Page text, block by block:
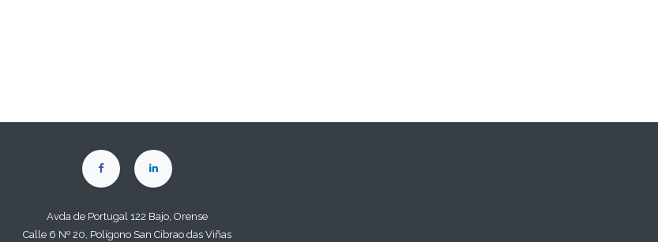
Avda de Portugal 122 Bajo, Orense
Calle 6 Nº 20, Polígono San Cibrao das Viñas